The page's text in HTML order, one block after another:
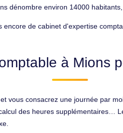
dénombre environ 14000
de cabinet d'expertise
à Mions
vous consacrez une journée par
des heures supplémentaires…